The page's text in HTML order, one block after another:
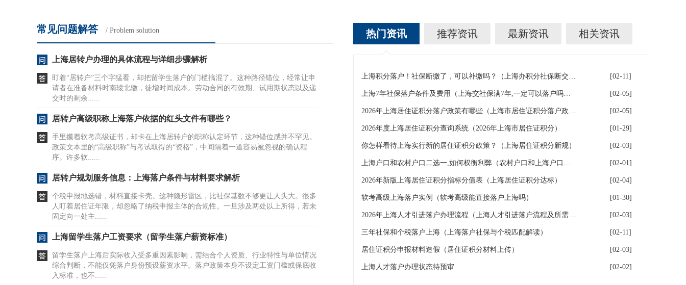
常见问题解答 / Problem solution
上海居转户办理的具体流程与详细步骤解析
盯着“居转户”三个字猛看，却把留学生落户的门槛搞混了。这种路径错位，经常让申
请者在准备材料时南辕北辙，徒增时间成本。劳动合同的有效期、试用期状态以及递
交时的剩余......
居转户高级职称上海落户依据的红头文件有哪些？
手里攥着软考高级证书，却卡在上海居转户的职称认定环节，这种错位感并不罕见。
政策文本里的“高级职称”与考试取得的“资格”，中间隔着一道容易被忽视的确认程
序。许多软......
居转户规划服务信息：上海落户条件与材料要求解析
个税申报地选错，材料直接卡壳。这种隐形雷区，比社保基数不够更让人头大。很多
人盯着居住证年限，却忽略了纳税申报主体的合规性。一旦涉及两处以上所得，若未
固定向一处主......
上海留学生落户工资要求（留学生落户薪资标准）
留学生落户上海后实际收入受多重因素影响，需结合个人资质、行业特性与单位情况
综合判断，不能仅凭落户身份预设薪资水平。落户政策本身不设定工资门槛或保底收
入标准，也不......
热门资讯 推荐资讯 最新资讯 相关资讯
上海积分落户！社保断缴了，可以补缴吗？（上海办积分社保断交需要重新计算吗） [02-11]
上海7年社保落户条件及费用（上海交社保满7年,一定可以落户吗？） [02-05]
2026年上海居住证积分落户政策有哪些（上海市居住证积分落户政策2026年） [02-05]
2026年度上海居住证积分查询系统（2026年上海市居住证积分） [01-29]
你怎样看待上海实行新的居住证积分政策？（上海居住证积分新规） [02-03]
上海户口和农村户口二选一,如何权衡利弊（农村户口和上海户口哪个值钱） [02-01]
2026年新版上海居住证积分指标分值表（上海居住证积分达标） [02-04]
软考高级上海落户实例（软考高级能直接落户上海吗） [01-30]
2026年上海人才引进落户办理流程（上海人才引进落户流程及所需时间） [02-03]
三年社保和个税落户上海（上海落户社保与个税匹配解读） [02-11]
居住证积分申报材料造假（居住证积分材料上传） [02-03]
上海人才落户办理状态待预审 [02-02]